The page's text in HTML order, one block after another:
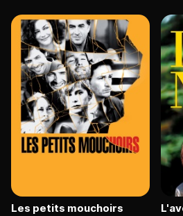
Les petits mouchoirs